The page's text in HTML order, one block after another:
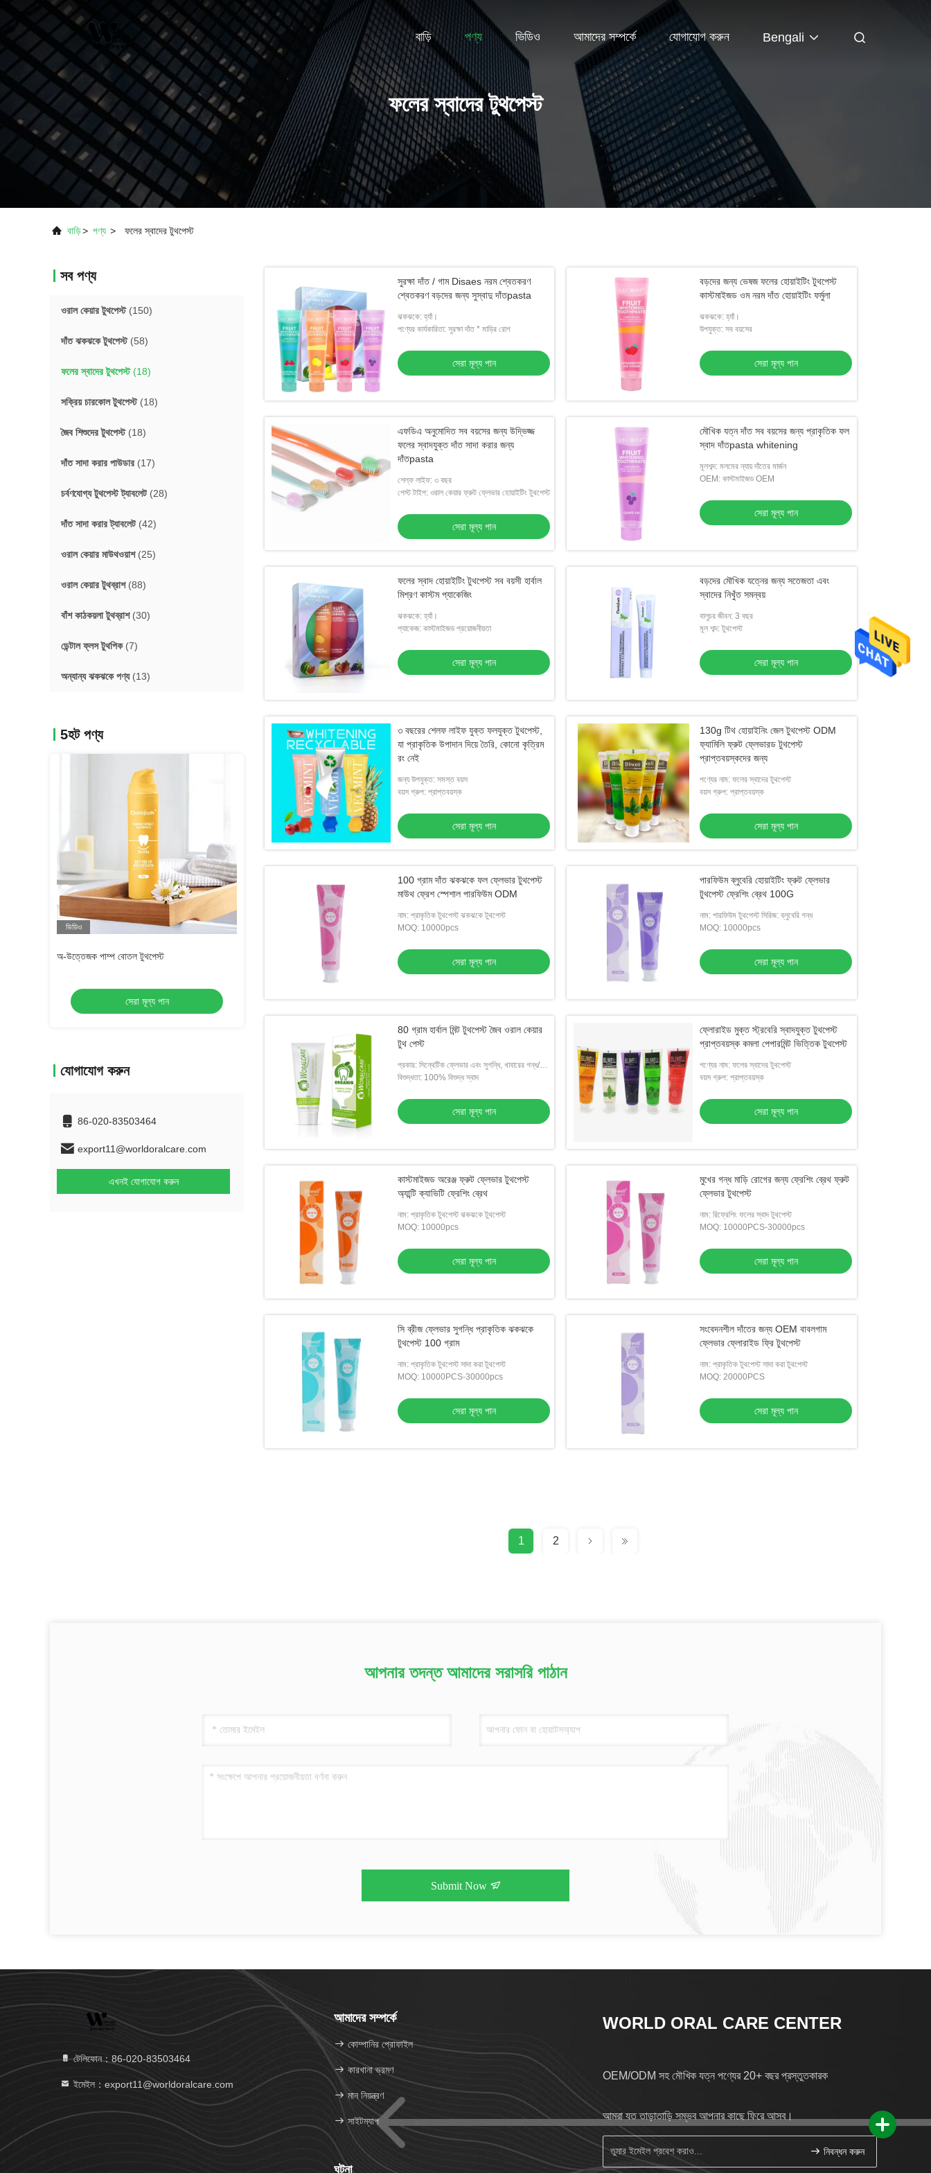
বাড়ি পণ্য ভিডিও আমাদের সম্পর্কে যোগাযোগ করুন Bengali
ফলের স্বাদের টুথপেস্ট
বাড়ি> পণ্য > ফলের স্বাদের টুথপেস্ট
সব পণ্য
ওরাল কেয়ার টুথপেস্ট(150)
দাঁত ঝকঝকে টুথপেস্ট(58)
ফলের স্বাদের টুথপেস্ট(18)
সক্রিয় চারকোল টুথপেস্ট(18)
জৈব শিশুদের টুথপেস্ট(18)
দাঁত সাদা করার পাউডার (17)
চর্বণযোগ্য টুথপেস্ট ট্যাবলেট(28)
দাঁত সাদা করার ট্যাবলেট(42)
ওরাল কেয়ার মাউথওয়াশ(25)
ওরাল কেয়ার টুথব্রাশ(88)
বাঁশ কাঠকয়লা টুথব্রাশ(30)
ডেন্টাল ফ্লস টুথপিক(7)
অন্যান্য ঝকঝকে পণ্য(13)
5হট পণ্য
ভিডিও
অ-উত্তেজক পাম্প বোতল টুথপেস্ট
সেরা মূল্য পান
অ-উত্তেজক পাম্প বোতল টুথপেস্ট
সেরা মূল্য পান
যোগাযোগ করুন
86-020-83503464
export11@worldoralcare.com
এখনই যোগাযোগ করুন
সুরক্ষা দাঁত / গাম Disaes নরম শ্বেতকরণ
শ্বেতকরণ বড়দের জন্য সুস্বাদু দাঁতpasta
ঝকঝকে: হ্যাঁ।
পণ্যের কার্যকারিতা: সুরক্ষা দাঁত * মাড়ির রোগ
সেরা মূল্য পান
বড়দের জন্য ভেষজ ফলের হোয়াইটিং টুথপেস্ট
কাস্টমাইজড ওম নরম দাঁত হোয়াইটিং ফর্মুলা
ঝকঝকে: হ্যাঁ।
উপযুক্ত: সব বয়সের
সেরা মূল্য পান
এফডিএ অনুমোদিত সব বয়সের জন্য উদ্ভিজ্জ
ফলের স্বাদযুক্ত দাঁত সাদা করার জন্য
দাঁতpasta
শেল্ফ লাইফ: ৩ বছর
পেস্ট টাইপ: ওরাল কেয়ার ফ্রুট ফ্লেভার হোয়াইটিং টুথপেস্ট
সেরা মূল্য পান
মৌখিক যত্ন দাঁত সব বয়সের জন্য প্রাকৃতিক ফল
স্বাদ দাঁতpasta whitening
মূলশব্দ: মলমের ন্যায় দাঁতের মার্জন
OEM: কাস্টমাইজড OEM
সেরা মূল্য পান
ফলের স্বাদ হোয়াইটিং টুথপেস্ট সব বয়সী হার্বাল
মিশ্রণ কাস্টম প্যাকেজিং
ঝকঝকে: হ্যাঁ।
প্যাকেজ: কাস্টমাইজড প্রয়োজনীয়তা
সেরা মূল্য পান
বড়দের মৌখিক যত্নের জন্য সতেজতা এবং
স্বাদের নিখুঁত সমন্বয়
বালুচর জীবন: 3 বছর
মূল শব্দ: টুথপেস্ট
সেরা মূল্য পান
৩ বছরের শেলফ লাইফ যুক্ত ফলযুক্ত টুথপেস্ট,
যা প্রাকৃতিক উপাদান দিয়ে তৈরি, কোনো কৃত্রিম
রং নেই
জন্য উপযুক্ত: সমস্ত বয়স
বয়স গ্রুপ: প্রাপ্তবয়স্ক
সেরা মূল্য পান
130g টিথ হোয়াইনিং জেল টুথপেস্ট ODM
ফ্যামিলি ফ্রুট ফ্লেভারড টুথপেস্ট
প্রাপ্তবয়স্কদের জন্য
পণ্যের নাম: ফলের স্বাদের টুথপেস্ট
বয়স গ্রুপ: প্রাপ্তবয়স্ক
সেরা মূল্য পান
100 গ্রাম দাঁত ঝকঝকে ফল ফ্লেভার টুথপেস্ট
মাউথ ফ্রেশ স্পেশাল পারফিউম ODM
নাম: প্রাকৃতিক টুথপেস্ট ঝকঝকে টুথপেস্ট
MOQ: 10000pcs
সেরা মূল্য পান
পারফিউম ব্লুবেরি হোয়াইটিং ফ্রুট ফ্লেভার
টুথপেস্ট ফ্রেশিং ব্রেথ 100G
নাম: পারফিউম টুথপেস্ট সিরিজ: ব্লুবেরি গন্ধ
MOQ: 10000pcs
সেরা মূল্য পান
80 গ্রাম হার্বাল মিন্ট টুথপেস্ট জৈব ওরাল কেয়ার
টুথ পেস্ট
প্রকার: সিন্থেটিক ফ্লেভার এবং সুগন্ধি, খাবারের গন্ধ/ই-
তরল/ফলের স্বাদ
বিশুদ্ধতা: 100% বিশুদ্ধ স্বাদ
সেরা মূল্য পান
ফ্লোরাইড মুক্ত স্ট্রবেরি স্বাদযুক্ত টুথপেস্ট
প্রাপ্তবয়স্ক কমলা পেপারমিন্ট ভিত্তিক টুথপেস্ট
পণ্যের নাম: ফলের স্বাদের টুথপেস্ট
বয়স গ্রুপ: প্রাপ্তবয়স্ক
সেরা মূল্য পান
কাস্টমাইজড অরেঞ্জ ফ্রুট ফ্লেভার টুথপেস্ট
অ্যান্টি ক্যাভিটি ফ্রেশিং ব্রেথ
নাম: প্রাকৃতিক টুথপেস্ট ঝকঝকে টুথপেস্ট
MOQ: 10000pcs
সেরা মূল্য পান
মুখের গন্ধ মাড়ি রোগের জন্য ফ্রেশিং ব্রেথ ফ্রুট
ফ্লেভার টুথপেস্ট
নাম: রিফ্রেশিং ফলের স্বাদ টুথপেস্ট
MOQ: 10000PCS-30000pcs
সেরা মূল্য পান
সি ব্রীজ ফ্লেভার সুগন্ধি প্রাকৃতিক ঝকঝকে
টুথপেস্ট 100 গ্রাম
নাম: প্রাকৃতিক টুথপেস্ট সাদা করা টুথপেস্ট
MOQ: 10000PCS-30000pcs
সেরা মূল্য পান
সংবেদনশীল দাঁতের জন্য OEM বাবলগাম
ফ্লেভার ফ্লোরাইড ফ্রি টুথপেস্ট
নাম: প্রাকৃতিক টুথপেস্ট সাদা করা টুথপেস্ট
MOQ: 20000PCS
সেরা মূল্য পান
1 2
আপনার তদন্ত আমাদের সরাসরি পাঠান
Submit Now
টেলিফোন：86-020-83503464
ইমেইল：export11@worldoralcare.com
আমাদের সম্পর্কে
কোম্পানির প্রোফাইল
কারখানা ভ্রমণ
মান নিয়ন্ত্রণ
সাইটম্যাপ
ঘটনা
WORLD ORAL CARE CENTER
OEM/ODM সহ মৌখিক যত্ন পণ্যের 20+ বছর প্রস্তুতকারক
আমরা যত তাড়াতাড়ি সম্ভব আপনার কাছে ফিরে আসব।
নিবন্ধন করুন